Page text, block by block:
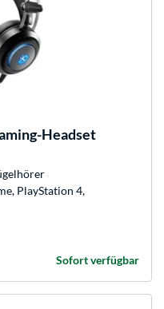
Headset
PlayStation 4,
Sofort verfügbar